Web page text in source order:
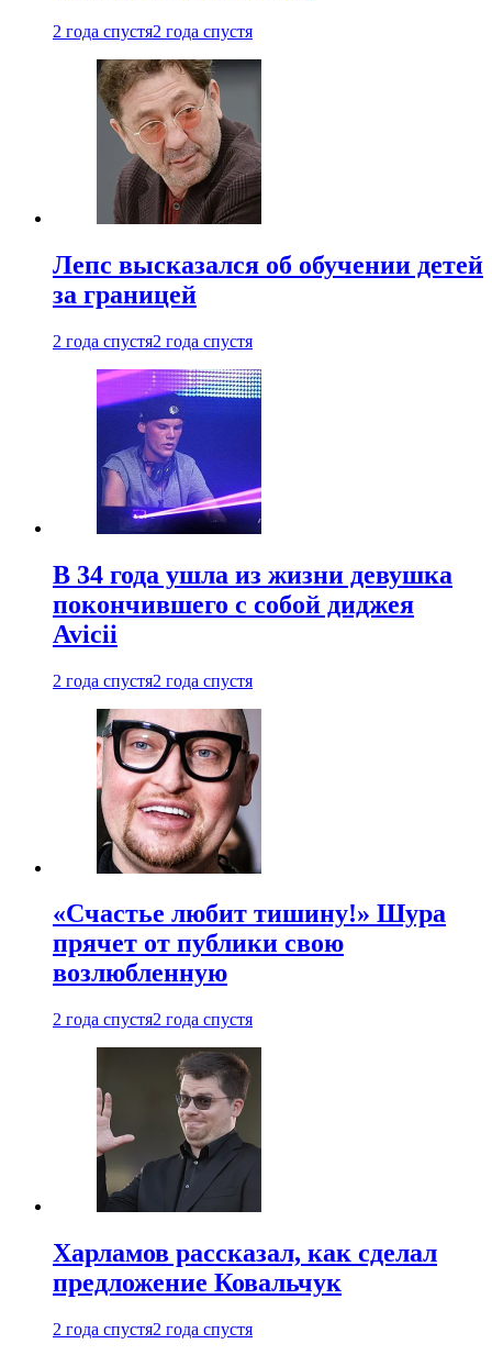
2 года спустя2 года спустя
Лепс высказался об обучении детей
за границей
2 года спустя2 года спустя
В 34 года ушла из жизни девушка
покончившего с собой диджея
Avicii
2 года спустя2 года спустя
«Счастье любит тишину!» Шура
прячет от публики свою
возлюбленную
2 года спустя2 года спустя
Харламов рассказал, как сделал
предложение Ковальчук
2 года спустя2 года спустя